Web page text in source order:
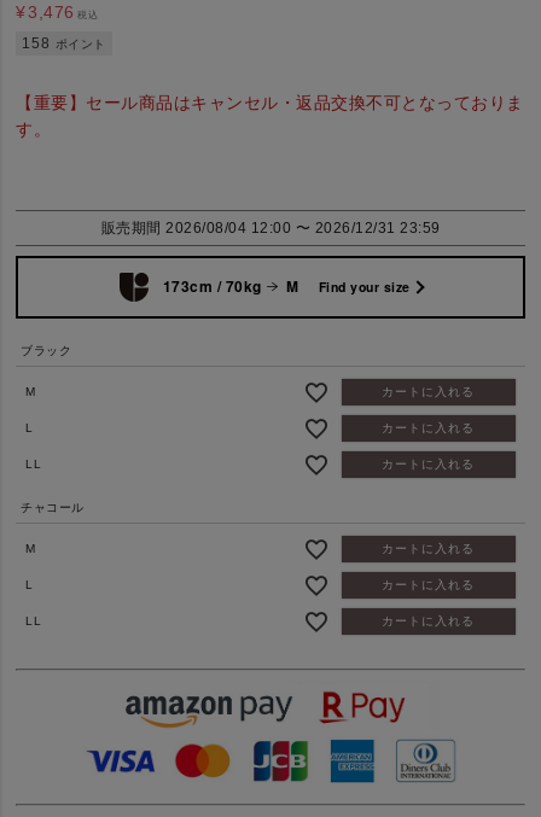
¥3,476 税込
158 ポイント
【重要】セール商品はキャンセル・返品交換不可となっておりま
す。
販売期間 2026/08/04 12:00 〜 2026/12/31 23:59
173cm / 70kg M Find your size
ブラック
M カートに入れる
L カートに入れる
LL カートに入れる
チャコール
M カートに入れる
L カートに入れる
LL カートに入れる